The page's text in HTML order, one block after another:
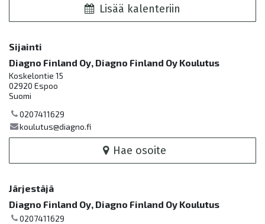
Lisää kalenteriin
Sijainti
Diagno Finland Oy, Diagno Finland Oy Koulutus
Koskelontie 15
02920 Espoo
Suomi
0207411629
koulutus@diagno.fi
Hae osoite
Järjestäjä
Diagno Finland Oy, Diagno Finland Oy Koulutus
0207411629